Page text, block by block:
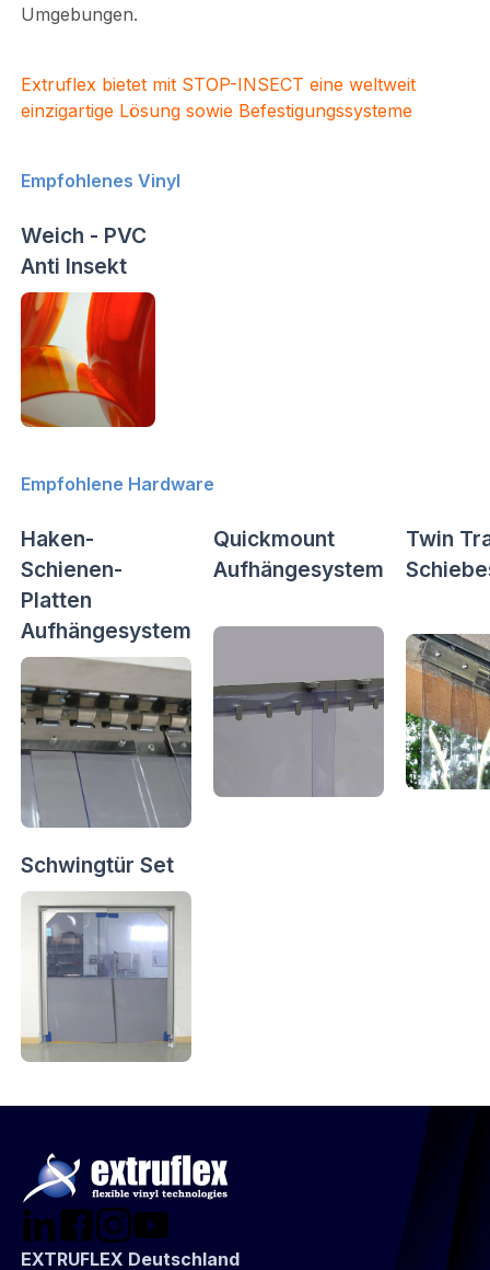
Umgebungen.
Extruflex bietet mit STOP-INSECT eine weltweit
einzigartige Lösung sowie Befestigungssysteme
Empfohlenes Vinyl
Weich - PVC
Anti Insekt
Empfohlene Hardware
Haken-
Schienen-
Platten
Aufhängesystem
Quickmount
Aufhängesystem
Twin
Schwingtür Set
EXTRUFLEX Deutschland